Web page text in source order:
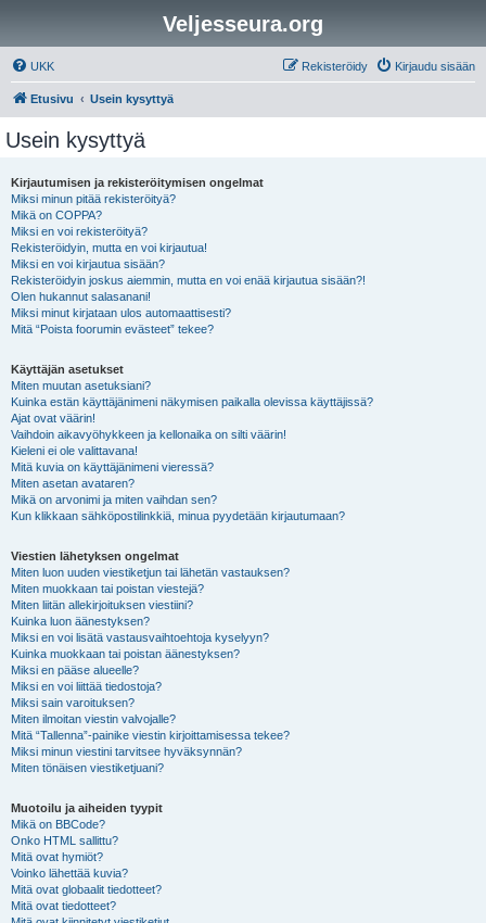
Veljesseura.org
UKK Kirjaudu sisään
Rekisteröidy
Etusivu Usein kysyttyä
Usein kysyttyä
Kirjautumisen ja rekisteröitymisen ongelmat
Miksi minun pitää rekisteröityä?
Mikä on COPPA?
Miksi en voi rekisteröityä?
Rekisteröidyin, mutta en voi kirjautua!
Miksi en voi kirjautua sisään?
Rekisteröidyin joskus aiemmin, mutta en voi enää kirjautua sisään?!
Olen hukannut salasanani!
Miksi minut kirjataan ulos automaattisesti?
Mitä “Poista foorumin evästeet” tekee?
Käyttäjän asetukset
Miten muutan asetuksiani?
Kuinka estän käyttäjänimeni näkymisen paikalla olevissa käyttäjissä?
Ajat ovat väärin!
Vaihdoin aikavyöhykkeen ja kellonaika on silti väärin!
Kieleni ei ole valittavana!
Mitä kuvia on käyttäjänimeni vieressä?
Miten asetan avataren?
Mikä on arvonimi ja miten vaihdan sen?
Kun klikkaan sähköpostilinkkiä, minua pyydetään kirjautumaan?
Viestien lähetyksen ongelmat
Miten luon uuden viestiketjun tai lähetän vastauksen?
Miten muokkaan tai poistan viestejä?
Miten liitän allekirjoituksen viestiini?
Kuinka luon äänestyksen?
Miksi en voi lisätä vastausvaihtoehtoja kyselyyn?
Kuinka muokkaan tai poistan äänestyksen?
Miksi en pääse alueelle?
Miksi en voi liittää tiedostoja?
Miksi sain varoituksen?
Miten ilmoitan viestin valvojalle?
Mitä “Tallenna”-painike viestin kirjoittamisessa tekee?
Miksi minun viestini tarvitsee hyväksynnän?
Miten tönäisen viestiketjuani?
Muotoilu ja aiheiden tyypit
Mikä on BBCode?
Onko HTML sallittu?
Mitä ovat hymiöt?
Voinko lähettää kuvia?
Mitä ovat globaalit tiedotteet?
Mitä ovat tiedotteet?